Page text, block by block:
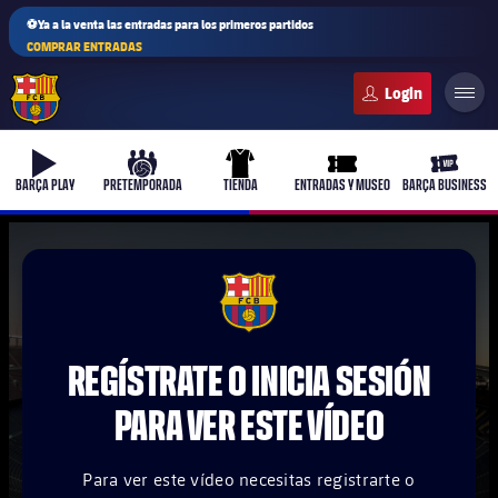
⚽Ya a la venta las entradas para los primeros partidos
COMPRAR ENTRADAS
b-play
BARÇA PLAY
culers-ball
PRETEMPORADA
uniform
TIENDA
ticket-full
ENTRADAS Y MUSEO
ticket-
BARÇA BUSINESS
plusicon
plusicon
más
FCB Barcelona badge
REGÍSTRATE O INICIA SESIÓN
PARA VER ESTE VÍDEO
Para ver este vídeo necesitas registrarte o